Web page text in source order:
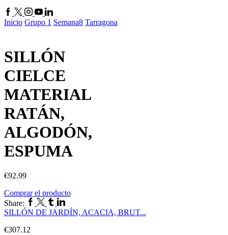
Inicio Grupo 1 Semana8 Tarragona
SILLÓN
CIELCE
MATERIAL
RATÁN,
ALGODÓN,
ESPUMA
€92.99
Comprar el producto
Share:
SILLÓN DE JARDÍN, ACACIA, BRUT...
€307.12